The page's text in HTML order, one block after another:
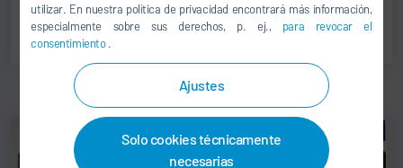
utilizar. En nuestra política de privacidad encontrará más información,
especialmente sobre sus derechos, p. ej., para revocar el
consentimiento.
Ajustes
Solo cookies técnicamente
necesarias
SEGUIR LEYENDO